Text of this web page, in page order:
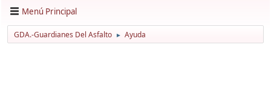
Menú Principal
GDA.-Guardianes Del Asfalto ► Ayuda